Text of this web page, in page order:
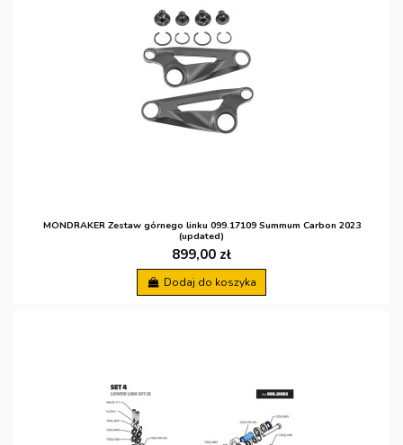
MONDRAKER Zestaw górnego linku 099.17109 Summum Carbon 2023
(updated)
899,00 zł
Dodaj do koszyka